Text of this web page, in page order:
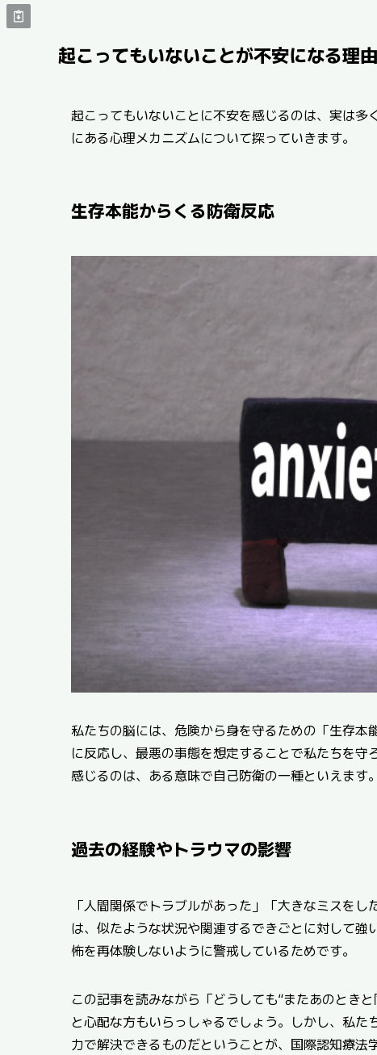
起こってもいないことが不安になる理
起こってもいないことに不安を感じるのは、実は
にある心理メカニズムについて探っていきます。
生存本能からくる防衛反応
私たちの脳には、危険から身を守るための「生存
に反応し、最悪の事態を想定することで私たちを
感じるのは、ある意味で自己防衛の一種といえます。
過去の経験やトラウマの影響
「人間関係でトラブルがあった」「大きなミスを
は、似たような状況や関連するできごとに対して
怖を再体験しないように警戒しているためです。
この記事を読みながら「どうしても“またあのとき
と心配な方もいらっしゃるでしょう。しかし、私
力で解決できるものだということが、国際認知療